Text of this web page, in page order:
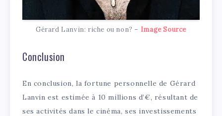
Gérard Lanvin: riche ou non? – Image Source
Conclusion
En conclusion, la fortune personnelle de Gérard
Lanvin est estimée à 10 millions d’€, résultant de
ses activités dans le cinéma, ses investissements